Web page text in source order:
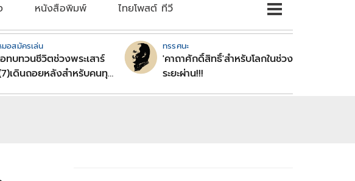
หนังสือพิมพ์ ไทยโพสต์ ทีวี
อสมัครเล่น
ทบทวนชีวิตช่วงพระเสาร์
เดินถอยหลังสำหรับคนทุก
ทรรศนะ
'คาถาศักดิ์สิทธิ์'สำหรับโลกในช่วง
ระยะผ่าน!!!